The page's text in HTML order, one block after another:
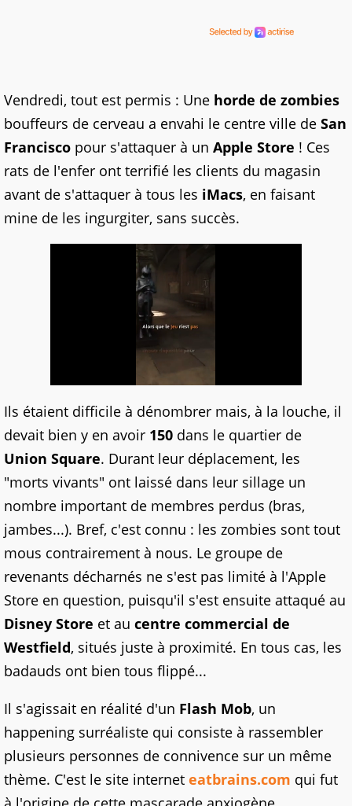
Vendredi, tout est permis : Une horde de zombies
bouffeurs de cerveau a envahi le centre ville de San
Francisco pour s'attaquer à un Apple Store ! Ces
rats de l'enfer ont terrifié les clients du magasin
avant de s'attaquer à tous les iMacs, en faisant
mine de les ingurgiter, sans succès.
Ils étaient difficile à dénombrer mais, à la louche, il
devait bien y en avoir 150 dans le quartier de
Union Square. Durant leur déplacement, les
"morts vivants" ont laissé dans leur sillage un
nombre important de membres perdus (bras,
jambes...). Bref, c'est connu : les zombies sont tout
mous contrairement à nous. Le groupe de
revenants décharnés ne s'est pas limité à l'Apple
Store en question, puisqu'il s'est ensuite attaqué au
Disney Store et au centre commercial de
Westfield, situés juste à proximité. En tous cas, les
badauds ont bien tous flippé...
Il s'agissait en réalité d'un Flash Mob, un
happening surréaliste qui consiste à rassembler
plusieurs personnes de connivence sur un même
thème. C'est le site internet eatbrains.com qui fut